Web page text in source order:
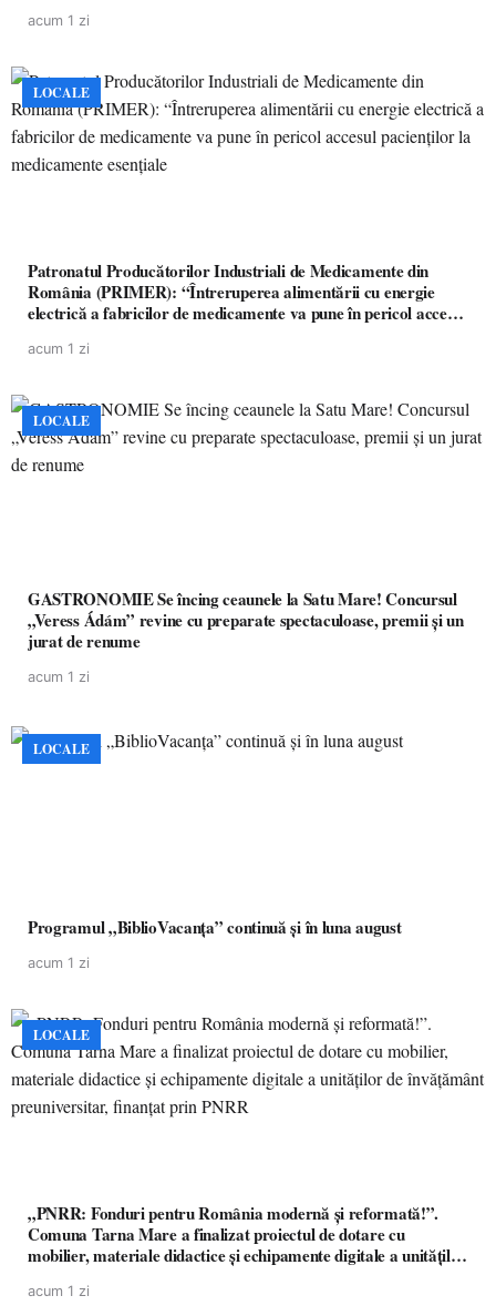
acum 1 zi
LOCALE
Patronatul Producătorilor Industriali de Medicamente din
România (PRIMER): “Întreruperea alimentării cu energie
electrică a fabricilor de medicamente va pune în pericol accesul
acum 1 zi
LOCALE
GASTRONOMIE Se încing ceaunele la Satu Mare! Concursul
„Veress Ádám” revine cu preparate spectaculoase, premii și un
jurat de renume
acum 1 zi
LOCALE
Programul „BiblioVacanța” continuă și în luna august
acum 1 zi
LOCALE
„PNRR: Fonduri pentru România modernă și reformată!”.
Comuna Tarna Mare a finalizat proiectul de dotare cu
mobilier, materiale didactice și echipamente digitale a unităților
acum 1 zi